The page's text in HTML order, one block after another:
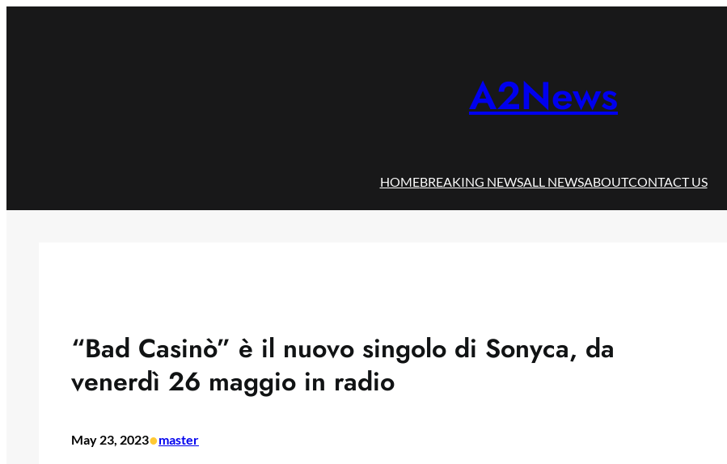
A2News
HOMEBREAKING NEWSALL NEWSABOUTCONTACT US
“Bad Casinò” è il nuovo singolo di Sonyca, da
venerdì 26 maggio in radio
May 23, 2023•master